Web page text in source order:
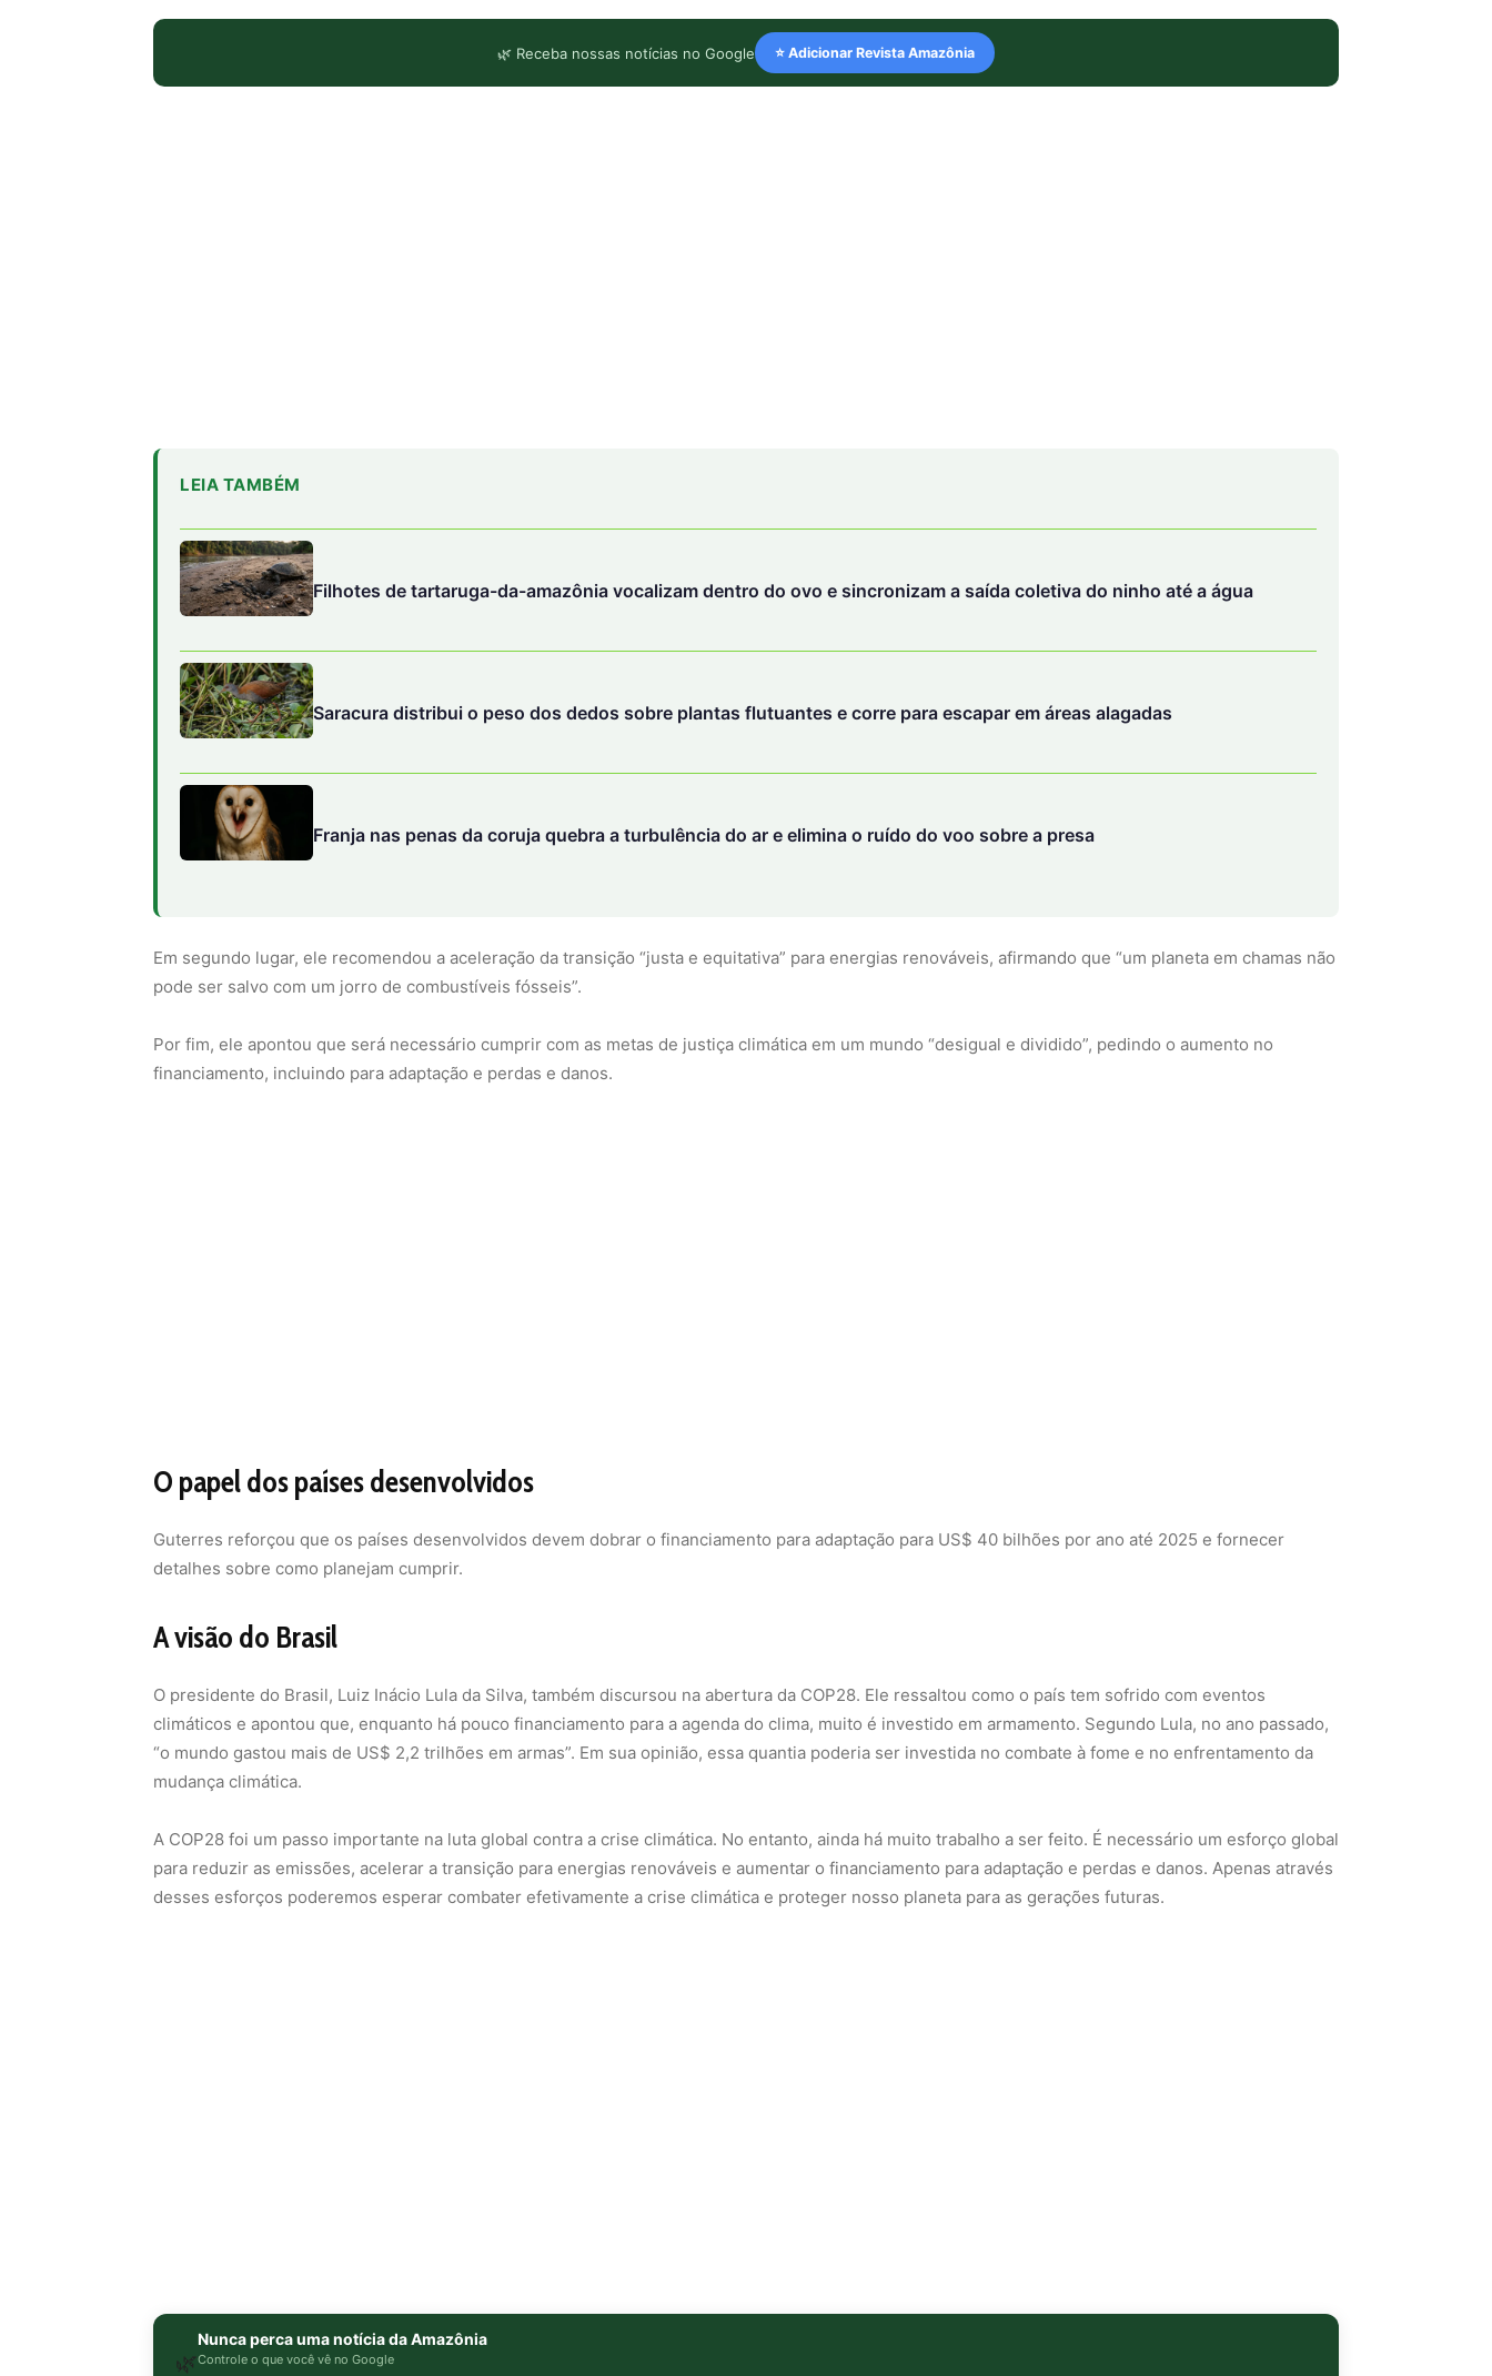
🌿 Receba nossas notícias no Google ⭐ Adicionar Revista Amazônia
LEIA TAMBÉM
Filhotes de tartaruga-da-amazônia vocalizam dentro do ovo e sincronizam a saída coletiva do ninho até a água
Saracura distribui o peso dos dedos sobre plantas flutuantes e corre para escapar em áreas alagadas
Franja nas penas da coruja quebra a turbulência do ar e elimina o ruído do voo sobre a presa
Em segundo lugar, ele recomendou a aceleração da transição “justa e equitativa” para energias renováveis, afirmando que “um planeta em chamas não
pode ser salvo com um jorro de combustíveis fósseis”.
Por fim, ele apontou que será necessário cumprir com as metas de justiça climática em um mundo “desigual e dividido”, pedindo o aumento no
financiamento, incluindo para adaptação e perdas e danos.
O papel dos países desenvolvidos
Guterres reforçou que os países desenvolvidos devem dobrar o financiamento para adaptação para US$ 40 bilhões por ano até 2025 e fornecer
detalhes sobre como planejam cumprir.
A visão do Brasil
O presidente do Brasil, Luiz Inácio Lula da Silva, também discursou na abertura da COP28. Ele ressaltou como o país tem sofrido com eventos
climáticos e apontou que, enquanto há pouco financiamento para a agenda do clima, muito é investido em armamento. Segundo Lula, no ano passado,
“o mundo gastou mais de US$ 2,2 trilhões em armas”. Em sua opinião, essa quantia poderia ser investida no combate à fome e no enfrentamento da
mudança climática.
A COP28 foi um passo importante na luta global contra a crise climática. No entanto, ainda há muito trabalho a ser feito. É necessário um esforço global
para reduzir as emissões, acelerar a transição para energias renováveis e aumentar o financiamento para adaptação e perdas e danos. Apenas através
desses esforços poderemos esperar combater efetivamente a crise climática e proteger nosso planeta para as gerações futuras.
🌿
Nunca perca uma notícia da Amazônia
Controle o que você vê no Google